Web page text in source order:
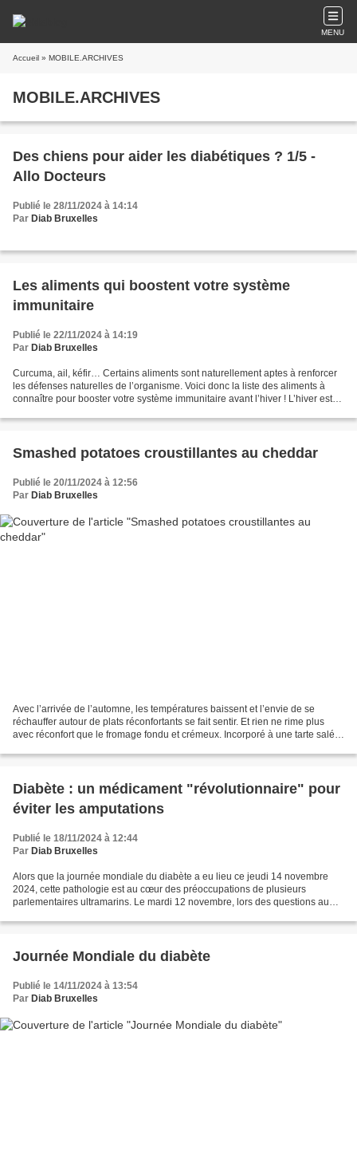
MENU
Accueil » MOBILE.ARCHIVES
MOBILE.ARCHIVES
Des chiens pour aider les diabétiques ? 1/5 -
Allo Docteurs
Publié le 28/11/2024 à 14:14
Par Diab Bruxelles
Les aliments qui boostent votre système
immunitaire
Publié le 22/11/2024 à 14:19
Par Diab Bruxelles
Curcuma, ail, kéfir… Certains aliments sont naturellement aptes à renforcer
les défenses naturelles de l’organisme. Voici donc la liste des aliments à
connaître pour booster votre système immunitaire avant l’hiver ! L’hiver est
Smashed potatoes croustillantes au cheddar
Publié le 20/11/2024 à 12:56
Par Diab Bruxelles
Avec l’arrivée de l’automne, les températures baissent et l’envie de se
réchauffer autour de plats réconfortants se fait sentir. Et rien ne rime plus
avec réconfort que le fromage fondu et crémeux. Incorporé à une tarte salée
Diabète : un médicament "révolutionnaire" pour
éviter les amputations
Publié le 18/11/2024 à 12:44
Par Diab Bruxelles
Alors que la journée mondiale du diabète a eu lieu ce jeudi 14 novembre
2024, cette pathologie est au cœur des préoccupations de plusieurs
parlementaires ultramarins. Le mardi 12 novembre, lors des questions au
Journée Mondiale du diabète
Publié le 14/11/2024 à 13:54
Par Diab Bruxelles